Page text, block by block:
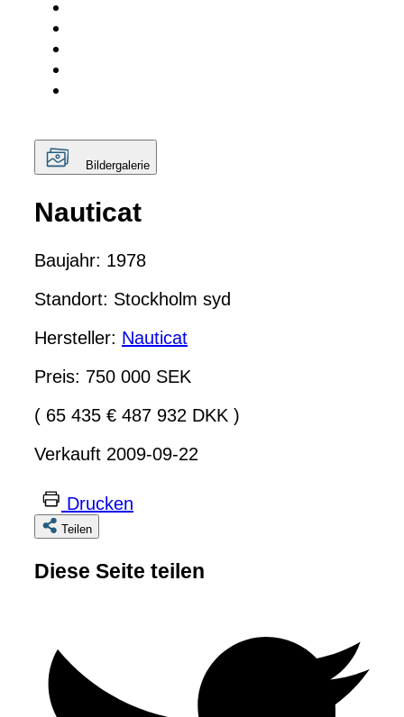
Bildergalerie
Nauticat
Baujahr: 1978
Standort: Stockholm syd
Hersteller: Nauticat
Preis: 750 000 SEK
( 65 435 € 487 932 DKK )
Verkauft 2009-09-22
Drucken
Teilen
Diese Seite teilen